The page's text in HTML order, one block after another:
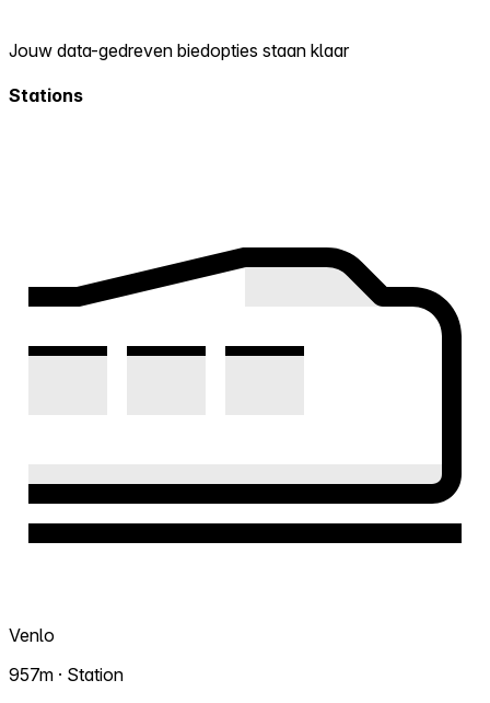
Jouw data-gedreven biedopties staan klaar
Stations
Venlo
957m · Station